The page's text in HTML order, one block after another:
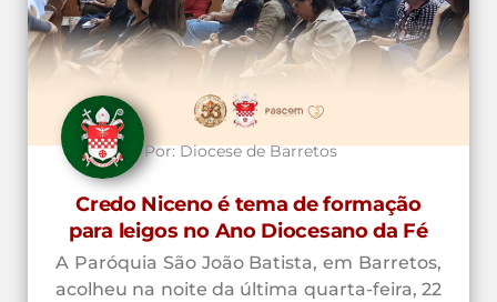
Por:Diocese de Barretos
Credo Niceno é tema de formação
para leigos no Ano Diocesano da Fé
A Paróquia São João Batista, em Barretos,
acolheu na noite da última quarta-feira, 22